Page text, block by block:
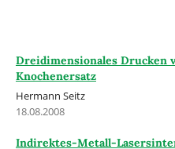
Dreidimensionales Drucken
Knochenersatz
Hermann Seitz
18.08.2008
Indirektes-Metall-